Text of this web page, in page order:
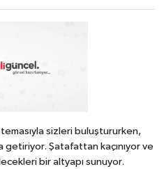
sizleri buluştururken,
Şatafattan kaçınıyor ve
bir altyapı sunuyor.